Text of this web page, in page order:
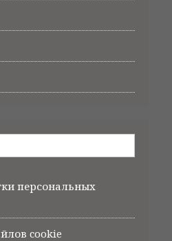
персональных
cookie